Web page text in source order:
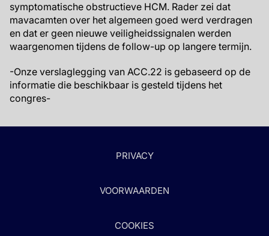
symptomatische obstructieve HCM. Rader zei dat
mavacamten over het algemeen goed werd verdragen
en dat er geen nieuwe veiligheidssignalen werden
waargenomen tijdens de follow-up op langere termijn.
-Onze verslaglegging van ACC.22 is gebaseerd op de
informatie die beschikbaar is gesteld tijdens het
congres-
PRIVACY
VOORWAARDEN
COOKIES